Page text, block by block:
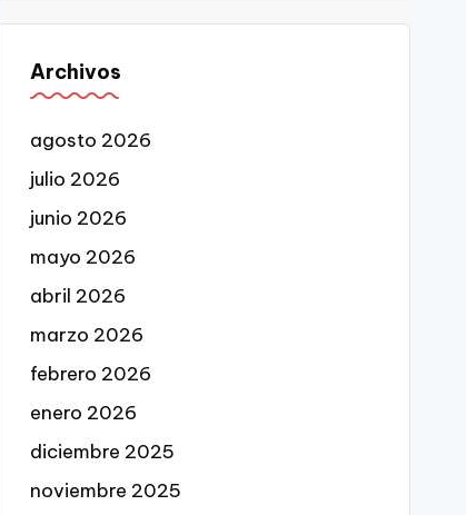
Archivos
agosto 2026
julio 2026
junio 2026
mayo 2026
abril 2026
marzo 2026
febrero 2026
enero 2026
diciembre 2025
noviembre 2025